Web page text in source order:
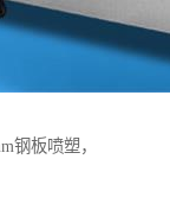
钢板喷塑，